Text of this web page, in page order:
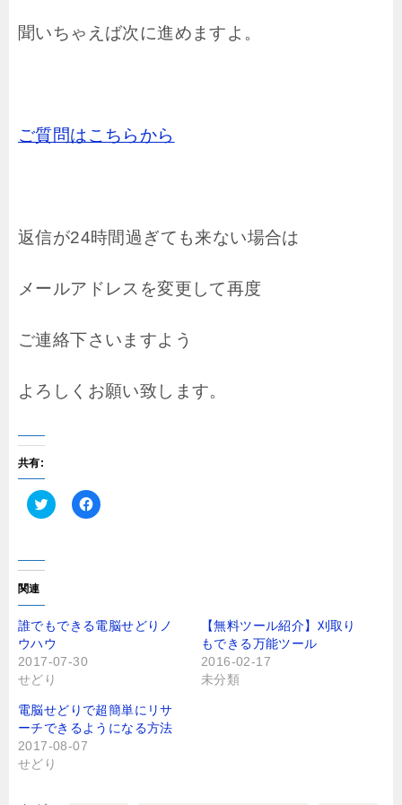
聞いちゃえば次に進めますよ。
ご質問はこちらから
返信が24時間過ぎても来ない場合は
メールアドレスを変更して再度
ご連絡下さいますよう
よろしくお願い致します。
共有:
ク
し
て
T
i
t
t
e
r
で
共
(
新
し
い
ウ
ィ
ン
F
共
有
る
に
リ
ッ
ク
し
て
関連
誰でもできる電脳せどりノ
ウハウ
2017-07-30
せどり
【無料ツール紹介】刈取り
もできる万能ツール
2016-02-17
未分類
電脳せどりで超簡単にリサ
ーチできるようになる方法
2017-08-07
せどり